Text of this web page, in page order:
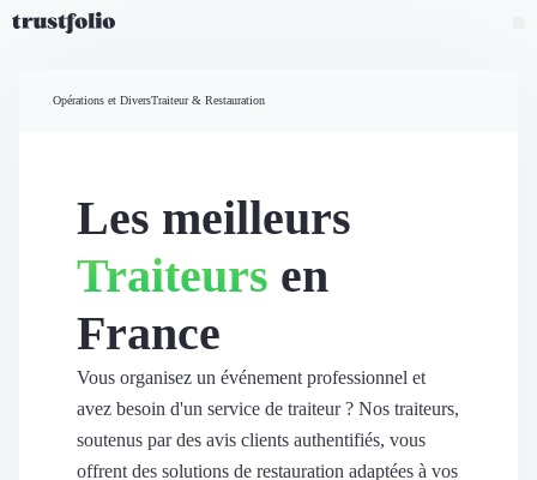
Widgets d'avis
Partage d’avis multicanal
Vidéo de témoignage
Parrainage
Révéler le réseau
Vitrine & média
Suivi du ROI
Voir tous nos avis clients
Accueil
Opérations et DiversTraiteur & Restauration
Les meilleurs
Traiteurs en
France
Vous organisez un événement professionnel et
avez besoin d'un service de traiteur ? Nos traiteurs,
soutenus par des avis clients authentifiés, vous
offrent des solutions de restauration adaptées à vos